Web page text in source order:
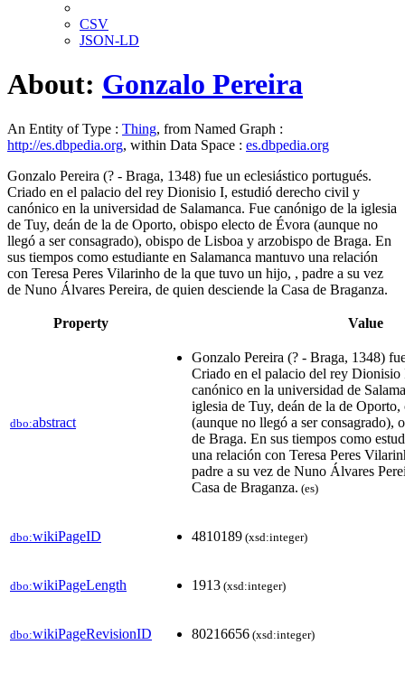
CSV
JSON-LD
About: Gonzalo Pereira
An Entity of Type : Thing, from Named Graph :
http://es.dbpedia.org, within Data Space : es.dbpedia.org
Gonzalo Pereira (? - Braga, 1348) fue un eclesiástico portugués.
Criado en el palacio del rey Dionisio I, estudió derecho civil y
canónico en la universidad de Salamanca. Fue canónigo de la iglesia
de Tuy, deán de la de Oporto, obispo electo de Évora (aunque no
llegó a ser consagrado), obispo de Lisboa​ y arzobispo de Braga.​ En
sus tiempos como estudiante en Salamanca mantuvo una relación
con Teresa Peres Vilarinho de la que tuvo un hijo, , padre a su vez
de Nuno Álvares Pereira, de quien desciende la Casa de Braganza.​
Property Value
dbo:abstract
Gonzalo Pereira (? - Braga, 1348)
Criado en el palacio del rey
canónico en la universidad de
iglesia de Tuy, deán de la de
(aunque no llegó a ser consagrado),
de Braga.​ En sus tiempos como
una relación con Teresa Peres
padre a su vez de Nuno Álvares
Casa de Braganza.​ (es)
dbo:wikiPageID 4810189 (xsd:integer)
dbo:wikiPageLength 1913 (xsd:integer)
dbo:wikiPageRevisionID 80216656 (xsd:integer)